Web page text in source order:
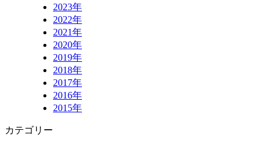
2023年
2022年
2021年
2020年
2019年
2018年
2017年
2016年
2015年
カテゴリー